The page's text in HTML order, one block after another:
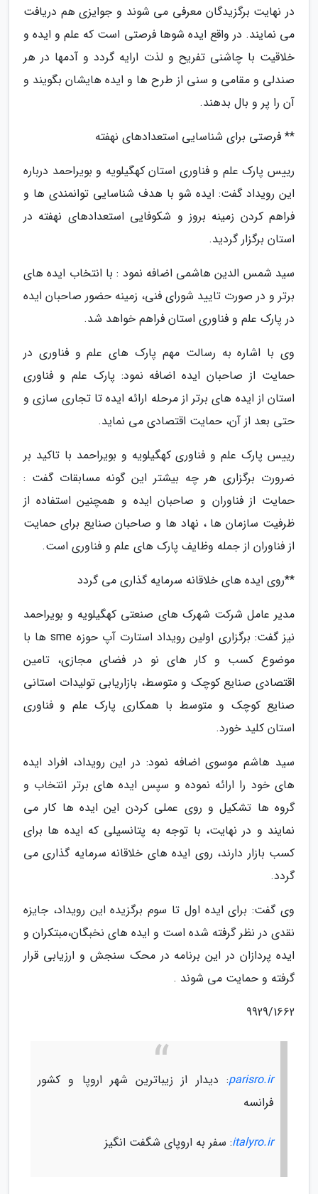
در نهایت برگزیدگان معرفی می شوند و جوایزی هم دریافت
می نمایند. در واقع ایده شوها فرصتی است که علم و ایده و
خلاقیت با چاشنی تفریح و لذت ارایه گردد و آدمها در هر
صندلی و مقامی و سنی از طرح ها و ایده هایشان بگویند و
آن را پر و بال بدهند.
** فرصتی برای شناسایی استعدادهای نهفته
رییس پارک علم و فناوری استان کهگیلویه و بویراحمد درباره
این رویداد گفت: ایده شو با هدف شناسایی توانمندی ها و
فراهم کردن زمینه بروز و شکوفایی استعدادهای نهفته در
استان برگزار گردید.
سید شمس الدین هاشمی اضافه نمود : با انتخاب ایده های
برتر و در صورت تایید شورای فنی، زمینه حضور صاحبان ایده
در پارک علم و فناوری استان فراهم خواهد شد.
وی با اشاره به رسالت مهم پارک های علم و فناوری در
حمایت از صاحبان ایده اضافه نمود: پارک علم و فناوری
استان از ایده های برتر از مرحله ارائه ایده تا تجاری سازی و
حتی بعد از آن، حمایت اقتصادی می نماید.
رییس پارک علم و فناوری کهگیلویه و بویراحمد با تاکید بر
ضرورت برگزاری هر چه بیشتر این گونه مسابقات گفت :
حمایت از فناوران و صاحبان ایده و همچنین استفاده از
ظرفیت سازمان ها ، نهاد ها و صاحبان صنایع برای حمایت
از فناوران از جمله وظایف پارک های علم و فناوری است.
**روی ایده های خلاقانه سرمایه گذاری می گردد
مدیر عامل شرکت شهرک های صنعتی کهگیلویه و بویراحمد
نیز گفت: برگزاری اولین رویداد استارت آپ حوزه sme ها با
موضوع کسب و کار های نو در فضای مجازی، تامین
اقتصادی صنایع کوچک و متوسط، بازاریابی تولیدات استانی
صنایع کوچک و متوسط با همکاری پارک علم و فناوری
استان کلید خورد.
سید هاشم موسوی اضافه نمود: در این رویداد، افراد ایده
های خود را ارائه نموده و سپس ایده های برتر انتخاب و
گروه ها تشکیل و روی عملی کردن این ایده ها کار می
نمایند و در نهایت، با توجه به پتانسیلی که ایده ها برای
کسب بازار دارند، روی ایده های خلاقانه سرمایه گذاری می
گردد.
وی گفت: برای ایده اول تا سوم برگزیده این رویداد، جایزه
نقدی در نظر گرفته شده است و ایده های نخبگان،مبتکران و
ایده پردازان در این برنامه در محک سنجش و ارزیابی قرار
گرفته و حمایت می شوند .
9929/1662
parisro.ir: دیدار از زیباترین شهر اروپا و کشور
فرانسه
italyro.ir: سفر به اروپای شگفت انگیز